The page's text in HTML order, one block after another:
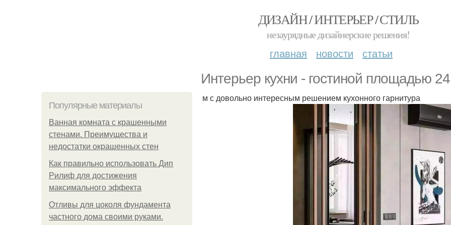
ДИЗАЙН / ИНТЕРЬЕР / СТИЛЬ
незаурядные дизайнерские решения!
главная новости статьи
Интерьер кухни - гостиной площадью
Популярные материалы
Ванная комната с крашенными
стенами. Преимущества и
недостатки окрашенных стен
Как правильно использовать Дип
Рилиф для достижения
максимального эффекта
Отливы для цоколя фундамента
частного дома своими руками.
м с довольно интересным решением кухонного гарнитура